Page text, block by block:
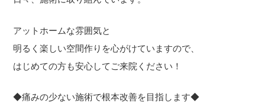
アットホームな雰囲気と
明るく楽しい空間作りを心がけていますので、
はじめての方も安心してご来院ください！
◆痛みの少ない施術で根本改善を目指します◆